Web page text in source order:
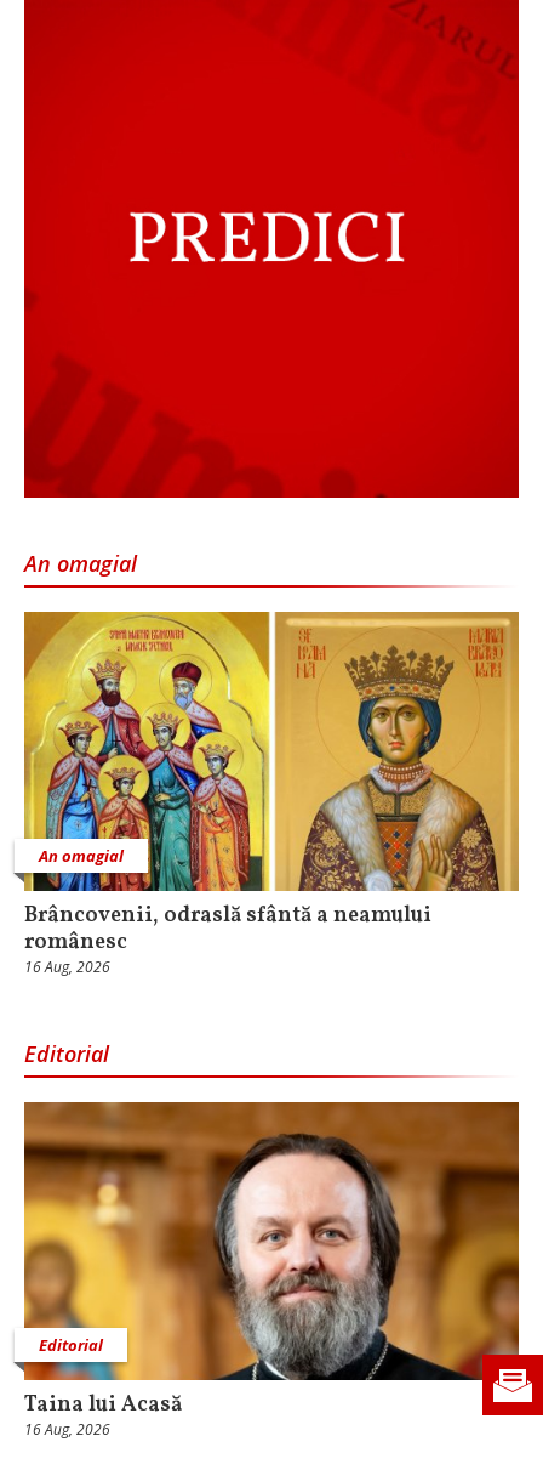
An omagial
An omagial
Brâncovenii, odraslă sfântă a neamului
românesc
16 Aug, 2026
Editorial
Editorial
Taina lui Acasă
16 Aug, 2026